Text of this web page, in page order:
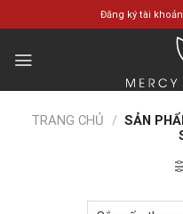
to
Đăng ký tài
TRANG CHỦ / SẢN